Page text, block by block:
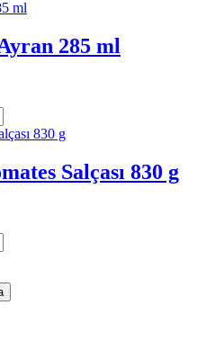
285 ml
Salçası 830 g